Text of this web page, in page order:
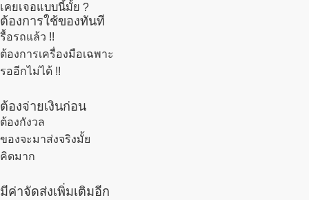
เคยเจอแบบนี้มั้ย ?
ต้องการใช้ของทันที
รื้อรถแล้ว !!
ต้องการเครื่องมือเฉพาะ
รออีกไม่ได้ !!
ต้องจ่ายเงินก่อน
ต้องกังวล
ของจะมาส่งจริงมั้ย
คิดมาก
มีค่าจัดส่งเพิ่มเติมอีก